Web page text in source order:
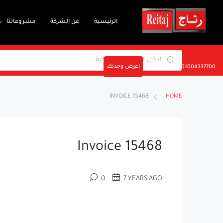
الرئيسية عن الشركة مشروعاتنا
01004337700 اعرض وحدتك
HOME
INVOICE 15468
Invoice 15468
7 YEARS AGO
0